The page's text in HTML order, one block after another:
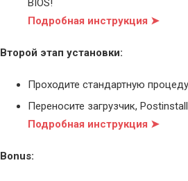
BIOS!
Подробная инструкция ➤
Второй этап установки:
Проходите стандартную
Переносите загрузчик, Postinstall
Подробная инструкция ➤
Bonus: